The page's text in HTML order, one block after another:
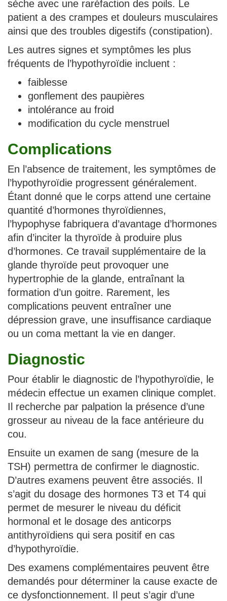
sèche avec une raréfaction des poils. Le
patient a des crampes et douleurs musculaires
ainsi que des troubles digestifs (constipation).
Les autres signes et symptômes les plus
fréquents de l’hypothyroïdie incluent :
faiblesse
gonflement des paupières
intolérance au froid
modification du cycle menstruel
Complications
En l’absence de traitement, les symptômes de
l’hypothyroïdie progressent généralement.
Étant donné que le corps attend une certaine
quantité d’hormones thyroïdiennes,
l’hypophyse fabriquera d’avantage d’hormones
afin d’inciter la thyroïde à produire plus
d’hormones. Ce travail supplémentaire de la
glande thyroïde peut provoquer une
hypertrophie de la glande, entraînant la
formation d’un goitre. Rarement, les
complications peuvent entraîner une
dépression grave, une insuffisance cardiaque
ou un coma mettant la vie en danger.
Diagnostic
Pour établir le diagnostic de l’hypothyroïdie, le
médecin effectue un examen clinique complet.
Il recherche par palpation la présence d’une
grosseur au niveau de la face antérieure du
cou.
Ensuite un examen de sang (mesure de la
TSH) permettra de confirmer le diagnostic.
D’autres examens peuvent être associés. Il
s’agit du dosage des hormones T3 et T4 qui
permet de mesurer le niveau du déficit
hormonal et le dosage des anticorps
antithyroïdiens qui sera positif en cas
d’hypothyroïdie.
Des examens complémentaires peuvent être
demandés pour déterminer la cause exacte de
ce dysfonctionnement. Il peut s’agir d’une